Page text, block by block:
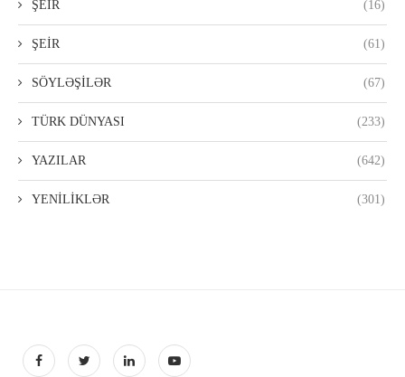
ŞEİR (16)
ŞEİR (61)
SÖYLƏŞİLƏR (67)
TÜRK DÜNYASI (233)
YAZILAR (642)
YENİLİKLƏR (301)